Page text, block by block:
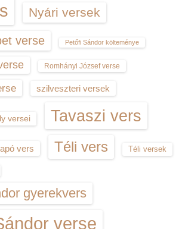
Nyári versek
verse Petőfi Sándor költeménye
Romhányi József verse
szilveszteri versek
versei Tavaszi vers
vers Téli vers Téli versek
gyerekvers
verse